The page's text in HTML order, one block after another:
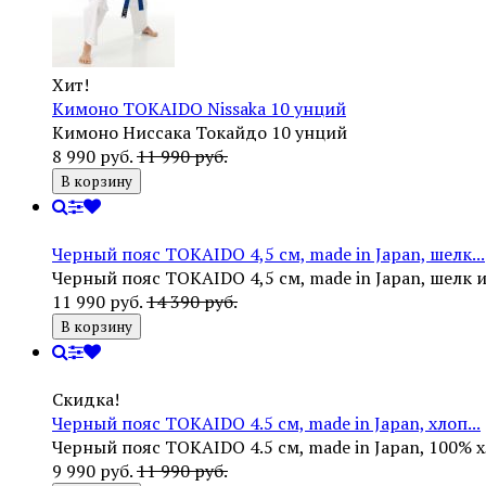
Хит!
Кимоно TOKAIDO Nissaka 10 унций
Кимоно Ниссака Токайдо 10 унций
8 990 руб.11 990 руб.
В корзину
Черный пояс TOKAIDO 4,5 см, made in Japan, шелк...
Черный пояс TOKAIDO 4,5 см, made in Japan, шелк
11 990 руб.14 390 руб.
В корзину
Скидка!
Черный пояс TOKAIDO 4.5 см, made in Japan, хлоп...
Черный пояс TOKAIDO 4.5 см, made in Japan, 100%
9 990 руб.11 990 руб.